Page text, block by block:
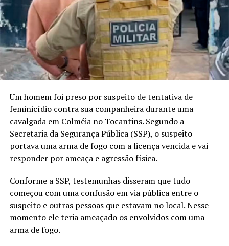
Um homem foi preso por suspeito de tentativa de
feminicídio contra sua companheira durante uma
cavalgada em Colméia no Tocantins. Segundo a
Secretaria da Segurança Pública (SSP), o suspeito
portava uma arma de fogo com a licença vencida e vai
responder por ameaça e agressão física.
Conforme a SSP, testemunhas disseram que tudo
começou com uma confusão em via pública entre o
suspeito e outras pessoas que estavam no local. Nesse
momento ele teria ameaçado os envolvidos com uma
arma de fogo.